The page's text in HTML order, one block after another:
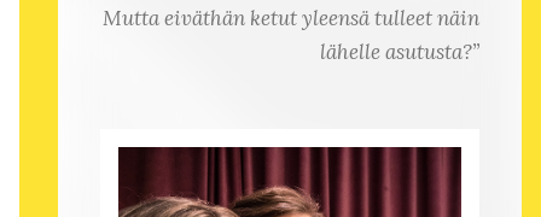
Mutta eiväthän ketut yleensä tulleet näin
lähelle asutusta?”